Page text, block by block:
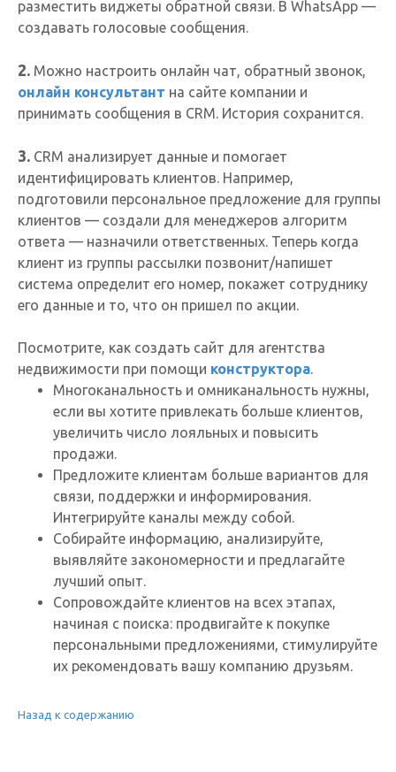
разместить виджеты обратной связи. В WhatsApp —
создавать голосовые сообщения.
2. Можно настроить онлайн чат, обратный звонок,
онлайн консультант на сайте компании и
принимать сообщения в CRM. История сохранится.
3. CRM анализирует данные и помогает
идентифицировать клиентов. Например,
подготовили персональное предложение для группы
клиентов — создали для менеджеров алгоритм
ответа — назначили ответственных. Теперь когда
клиент из группы рассылки позвонит/напишет
система определит его номер, покажет сотруднику
его данные и то, что он пришел по акции.
Посмотрите, как создать сайт для агентства
недвижимости при помощи конструктора.
Многоканальность и омниканальность нужны,
если вы хотите привлекать больше клиентов,
увеличить число лояльных и повысить
продажи.
Предложите клиентам больше вариантов для
связи, поддержки и информирования.
Интегрируйте каналы между собой.
Собирайте информацию, анализируйте,
выявляйте закономерности и предлагайте
лучший опыт.
Сопровождайте клиентов на всех этапах,
начиная с поиска: продвигайте к покупке
персональными предложениями, стимулируйте
их рекомендовать вашу компанию друзьям.
Назад к содержанию